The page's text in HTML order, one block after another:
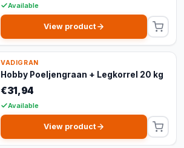
Available
View product
VADIGRAN
Hobby Poeljengraan + Legkorrel 20 kg
€31,94
Available
View product